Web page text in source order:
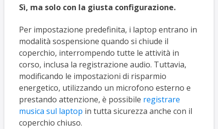
Sì, ma solo con la giusta configurazione.
Per impostazione predefinita, i laptop entrano in
modalità sospensione quando si chiude il
coperchio, interrompendo tutte le attività in
corso, inclusa la registrazione audio. Tuttavia,
modificando le impostazioni di risparmio
energetico, utilizzando un microfono esterno e
prestando attenzione, è possibile registrare
musica sul laptop in tutta sicurezza anche con il
coperchio chiuso.